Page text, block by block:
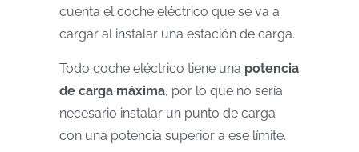
cuenta el coche eléctrico que se va a
cargar al instalar una estación de carga.
Todo coche eléctrico tiene una potencia
de carga máxima, por lo que no sería
necesario instalar un punto de carga
con una potencia superior a ese límite.